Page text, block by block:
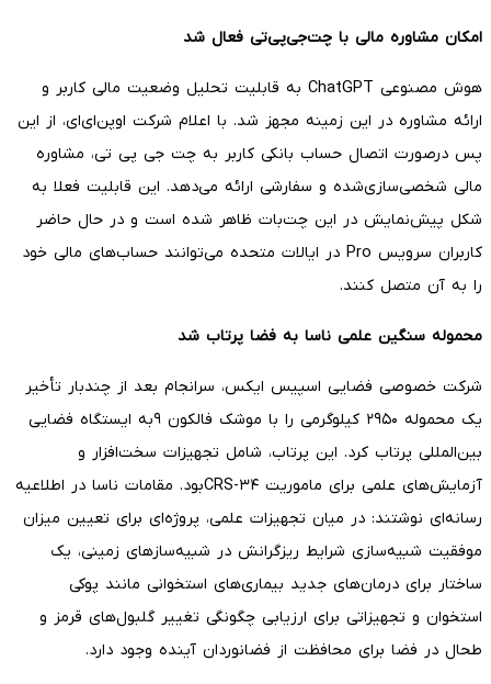
امکان مشاوره مالی با چت‌جی‌پی‌تی فعال شد
هوش مصنوعی ChatGPT به قابلیت تحلیل وضعیت مالی کاربر و
ارائه مشاوره در این زمینه مجهز شد. با اعلام شرکت اوپن‌ای‌ای، از این
پس درصورت اتصال حساب بانکی کاربر به چت جی پی تی، مشاوره
مالی شخصی‌سازی‌شده و سفارشی ارائه می‌دهد. این قابلیت فعلا به
شکل پیش‌نمایش در این چت‌بات ظاهر شده است و در حال حاضر
کاربران سرویس Pro در ایالات متحده می‌توانند حساب‌های مالی خود
را به آن متصل کنند.
محموله سنگین علمی ناسا به فضا پرتاب شد
شرکت خصوصی فضایی اسپیس ایکس، سرانجام بعد از چندبار تأخیر
یک محموله ۲۹۵۰ کیلوگرمی را با موشک فالکون ۹به ایستگاه فضایی
بین‌المللی پرتاب کرد. این پرتاب، شامل تجهیزات سخت‌افزار و
آزمایش‌های علمی برای ماموریت CRS-۳۴بود. مقامات ناسا در اطلاعیه
رسانه‌ای نوشتند: در میان تجهیزات علمی، پروژه‌ای برای تعیین میزان
موفقیت شبیه‌سازی شرایط ریزگرانش در شبیه‌سازهای زمینی، یک
ساختار برای درمان‌های جدید بیماری‌های استخوانی مانند پوکی
استخوان و تجهیزاتی برای ارزیابی چگونگی تغییر گلبول‌های قرمز و
طحال در فضا برای محافظت از فضانوردان آینده وجود دارد.